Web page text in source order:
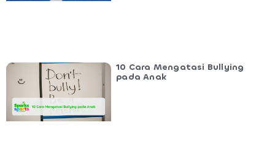
10 Cara Mengatasi Bullying
pada Anak